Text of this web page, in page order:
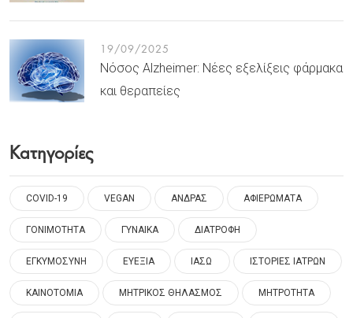
19/09/2025
Νόσος Alzheimer: Νέες εξελίξεις φάρμακα
και θεραπείες
Κατηγορίες
COVID-19 VEGAN ΑΝΔΡΑΣ ΑΦΙΕΡΩΜΑΤΑ
ΓΟΝΙΜΟΤΗΤΑ ΓΥΝΑΙΚΑ ΔΙΑΤΡΟΦΗ
ΕΓΚΥΜΟΣΥΝΗ ΕΥΕΞΙΑ ΙΑΣΩ ΙΣΤΟΡΙΕΣ ΙΑΤΡΩΝ
ΚΑΙΝΟΤΟΜΙΑ ΜΗΤΡΙΚΟΣ ΘΗΛΑΣΜΟΣ ΜΗΤΡΟΤΗΤΑ